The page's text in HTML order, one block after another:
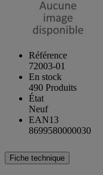
Référence
72003-01
En stock
490 Produits
État
Neuf
EAN13
8699580000030
Fiche technique